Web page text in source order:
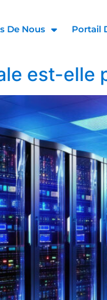
De Nous Portail
est-elle